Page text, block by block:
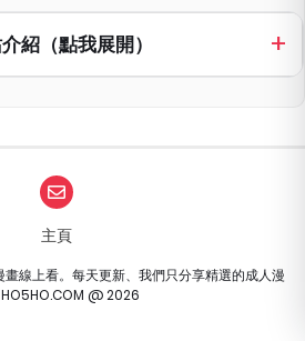
紹（點我展開）
主頁
線上看。每天更新、我們只分享精選的成人漫
@ 2026